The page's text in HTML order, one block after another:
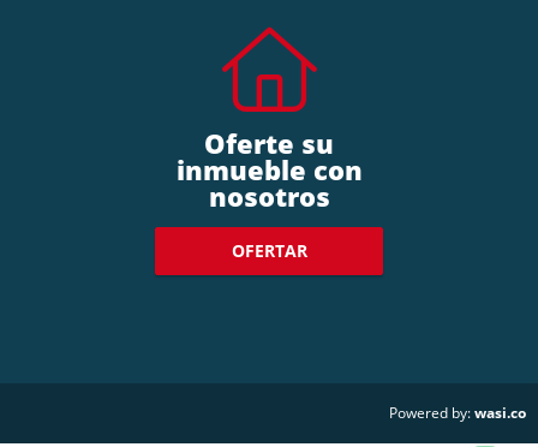
Oferte su
inmueble con
nosotros
OFERTAR
Powered by:wasi.co